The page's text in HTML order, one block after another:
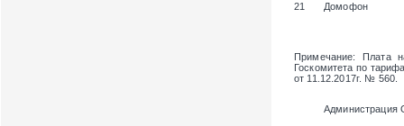
21 Домофон
Примечание: Плата
Госкомитета по
от 11.12.2017г. № 560.
Администрация